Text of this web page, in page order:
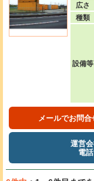
広さ
種類
設備等
メールでお問合
運営
電